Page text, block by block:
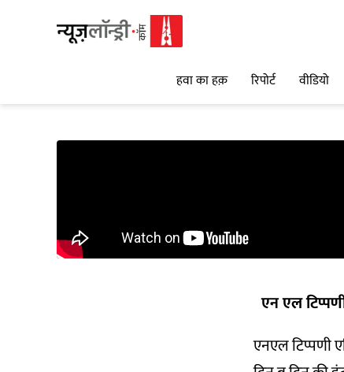
हवा का हक़ रिपोर्ट वीडियो
एन एल
एनएल टिप्पणी